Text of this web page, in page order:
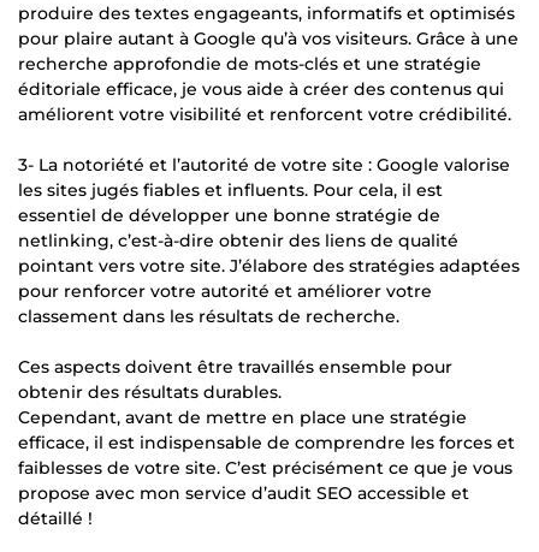
produire des textes engageants, informatifs et optimisés
pour plaire autant à Google qu’à vos visiteurs. Grâce à une
recherche approfondie de mots-clés et une stratégie
éditoriale efficace, je vous aide à créer des contenus qui
améliorent votre visibilité et renforcent votre crédibilité.
3- La notoriété et l’autorité de votre site : Google valorise
les sites jugés fiables et influents. Pour cela, il est
essentiel de développer une bonne stratégie de
netlinking, c’est-à-dire obtenir des liens de qualité
pointant vers votre site. J’élabore des stratégies adaptées
pour renforcer votre autorité et améliorer votre
classement dans les résultats de recherche.
Ces aspects doivent être travaillés ensemble pour
obtenir des résultats durables.
Cependant, avant de mettre en place une stratégie
efficace, il est indispensable de comprendre les forces et
faiblesses de votre site. C’est précisément ce que je vous
propose avec mon service d’audit SEO accessible et
détaillé !